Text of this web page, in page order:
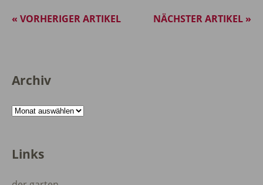
NÄCHSTER ARTIKEL »
« VORHERIGER ARTIKEL
Archiv
Archiv
Links